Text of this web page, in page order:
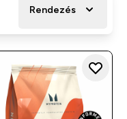
Rendezés